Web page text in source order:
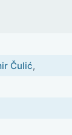
Čulić,